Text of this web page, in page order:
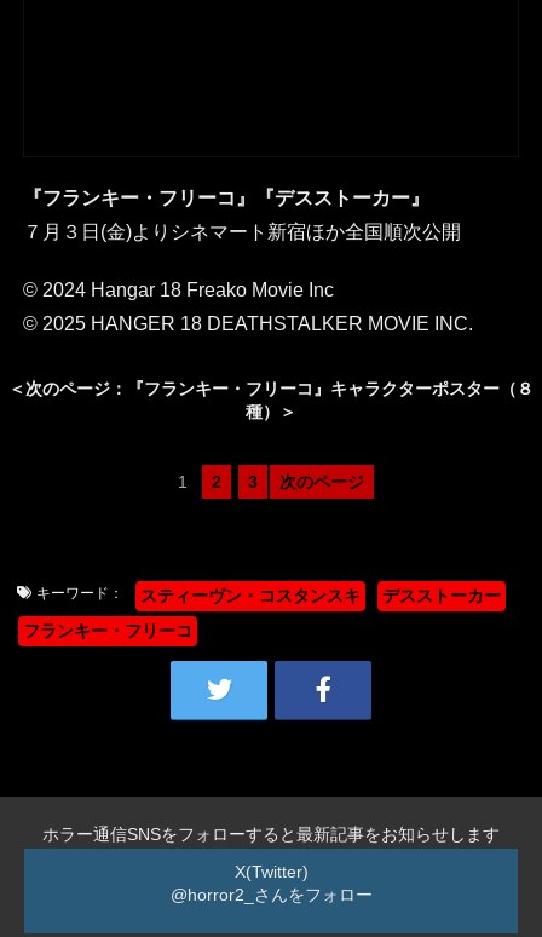
『フランキー・フリーコ』『デスストーカー』
７月３日(金)よりシネマート新宿ほか全国順次公開
© 2024 Hangar 18 Freako Movie Inc
© 2025 HANGER 18 DEATHSTALKER MOVIE INC.
＜次のページ：『フランキー・フリーコ』キャラクターポスター（８
種）＞
1 2 3 次のページ
キーワード： スティーヴン・コスタンスキ
デスストーカー
フランキー・フリーコ
ホラー通信SNSをフォローすると最新記事をお知らせします
X(Twitter)
@horror2_さんをフォロー